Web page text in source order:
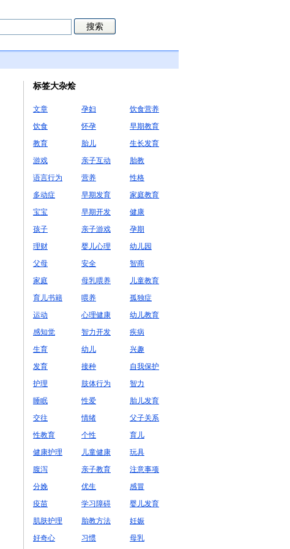
标签大杂烩
文章 孕妇
饮食营养
饮食
怀孕
早期教育
教育
胎儿
生长发育
游戏
亲子互动
胎教
语言行为
营养
性格
多动症
早期发育
家庭教育
宝宝
早期开发
健康
孩子
亲子游戏
孕期
理财
婴儿心理
幼儿园
父母
安全
智商
家庭
母乳喂养
儿童教育
育儿书籍
喂养
孤独症
运动
心理健康
幼儿教育
感知觉
智力开发
疾病
生育
幼儿
兴趣
发育
接种
自我保护
护理
肢体行为
智力
睡眠
性爱
胎儿发育
交往
情绪
父子关系
性教育
个性
育儿
健康护理
儿童健康
玩具
腹泻
亲子教育
注意事项
分娩
优生
感冒
疫苗
学习障碍
婴儿发育
肌肤护理
胎教方法
妊娠
好奇心
习惯
母乳